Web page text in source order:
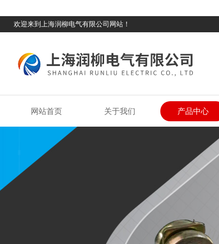
欢迎来到上海润柳电气有限公司网站！
网站首页 关于我们 产品中心